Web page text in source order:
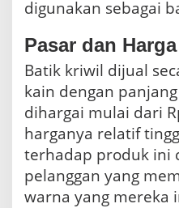
digunakan sebagai
Pasar dan
Batik kriwil dijual
kain dengan
dihargai mulai dari
harganya relatif
terhadap produk ini
pelanggan yang
warna yang mereka